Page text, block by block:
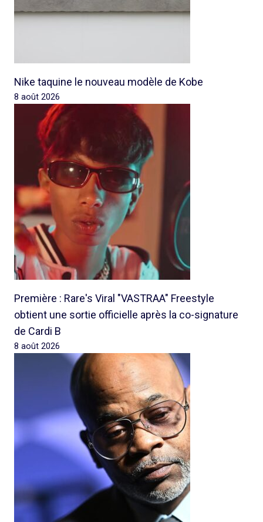
Nike taquine le nouveau modèle de Kobe
8 août 2026
Première : Rare's Viral "VASTRAA" Freestyle
obtient une sortie officielle après la co-signature
de Cardi B
8 août 2026